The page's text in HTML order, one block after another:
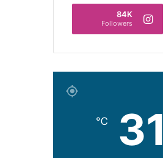
84K
Followers
31
℃